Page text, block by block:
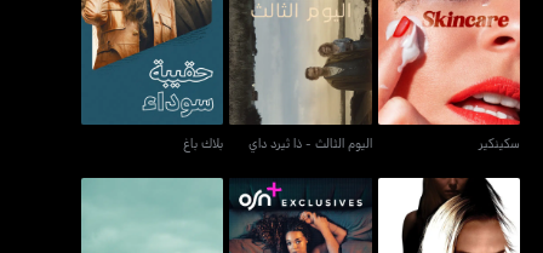
سكينكير
سكينكير
اليوم الثالث - ذا ثيرد داي
اليوم الثالث - ذا ثيرد داي
بلاك باغ
بلاك باغ